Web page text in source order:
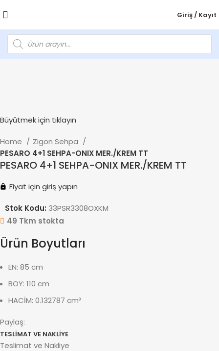
Giriş / Kayıt
Büyütmek için tıklayın
Home
Zigon Sehpa
PESARO 4+1 SEHPA-ONIX MER./KREM TT
PESARO 4+1 SEHPA-ONIX MER./KREM TT
Fiyat için giriş yapın
Stok Kodu: 33PSR3308OXKM
49 Tkm stokta
Ürün Boyutları
EN: 85 cm
BOY: 110 cm
HACİM: 0.132787 cm³
Paylaş:
TESLIMAT VE NAKLIYE
Teslimat ve Nakliye